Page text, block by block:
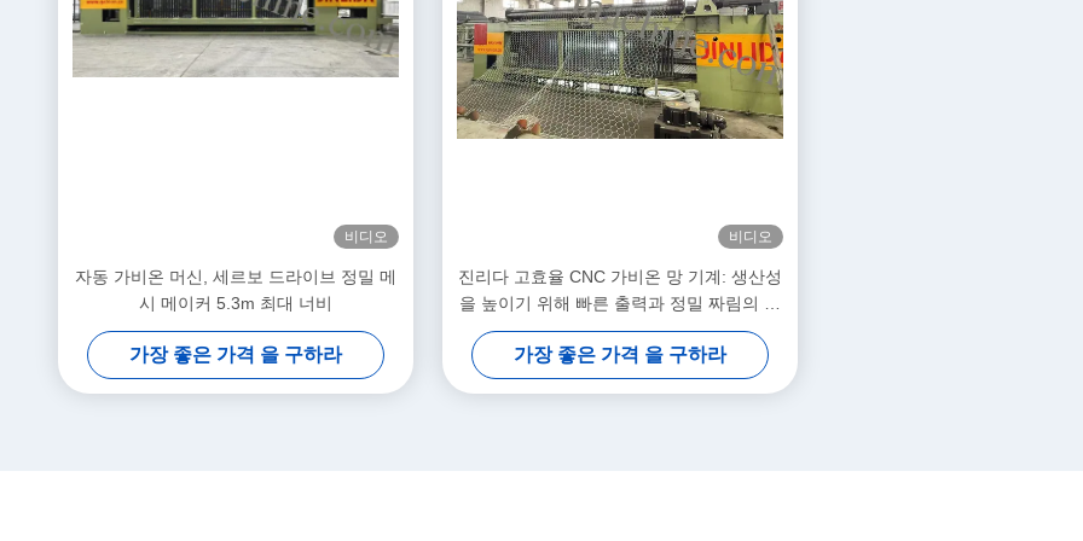
비디오
자동 가비온 머신, 세르보 드라이브 정밀 메
시 메이커 5.3m 최대 너비
가장 좋은 가격 을 구하라
비디오
진리다 고효율 CNC 가비온 망 기계: 생산성
을 높이기 위해 빠른 출력과 정밀 짜림의 완
벽한 조합
가장 좋은 가격 을 구하라